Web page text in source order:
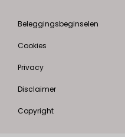
Beleggingsbeginselen
Cookies
Privacy
Disclaimer
Copyright